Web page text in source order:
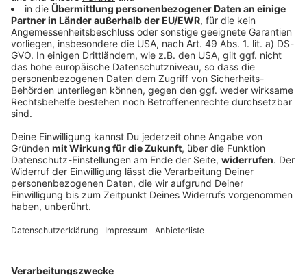
Chryssanthi Kavazi und Tom Beck bekommen
drittes Kind
Das Schauspiel-Pärchen Chryssanthi Kavazi und Tom
Schauspielerin will aber noch ein Weilchen drehen.